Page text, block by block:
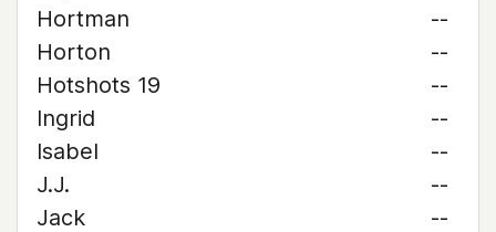
Hortman
--
Horton
--
Hotshots 19
--
Ingrid
--
Isabel
--
J.J.
--
Jack
--